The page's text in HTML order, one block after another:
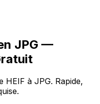
JPG —
HEIF à JPG. Rapide,